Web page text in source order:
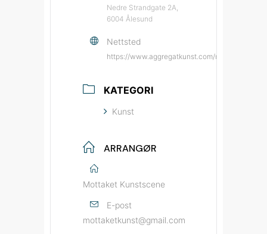
Nedre Strandgate 2A,
6004 Ålesund
Nettsted
https://www.aggregatkunst.com/mottaket-
KATEGORI
Kunst
ARRANGØR
Mottaket Kunstscene
E-post
mottaketkunst@gmail.com